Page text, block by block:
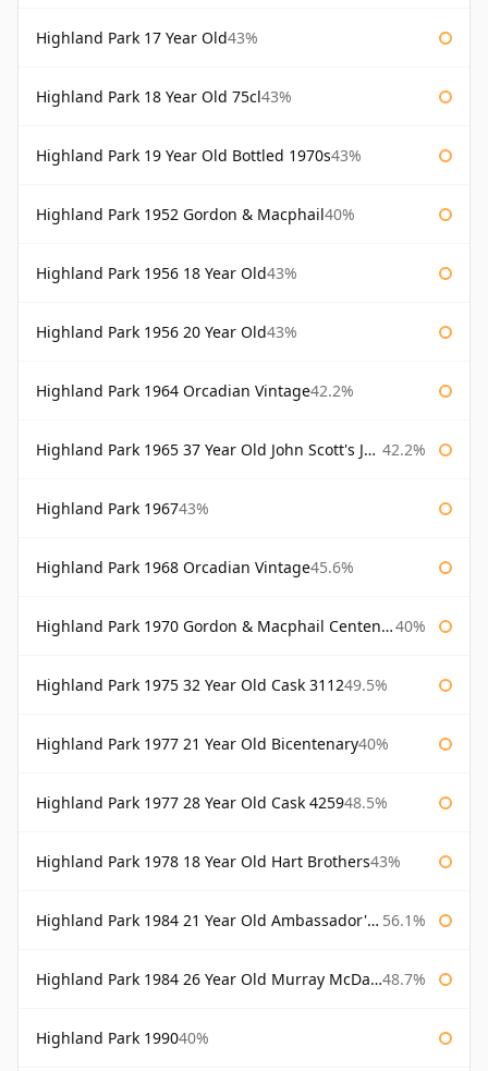
Highland Park 17 Year Old43%
Highland Park 18 Year Old 75cl43%
Highland Park 19 Year Old Bottled 1970s43%
Highland Park 1952 Gordon & Macphail40%
Highland Park 1956 18 Year Old43%
Highland Park 1956 20 Year Old43%
Highland Park 1964 Orcadian Vintage42.2%
Highland Park 1965 37 Year Old John Scott's John Scott's 42.2%
Highland Park 196743%
Highland Park 1968 Orcadian Vintage45.6%
Highland Park 1970 Gordon & Macphail Centenary Reserve 40%
Highland Park 1975 32 Year Old Cask 311249.5%
Highland Park 1977 21 Year Old Bicentenary40%
Highland Park 1977 28 Year Old Cask 425948.5%
Highland Park 1978 18 Year Old Hart Brothers43%
Highland Park 1984 21 Year Old Ambassador's Cask 56.1%
Highland Park 1984 26 Year Old Murray McDavid 48.7%
Highland Park 199040%